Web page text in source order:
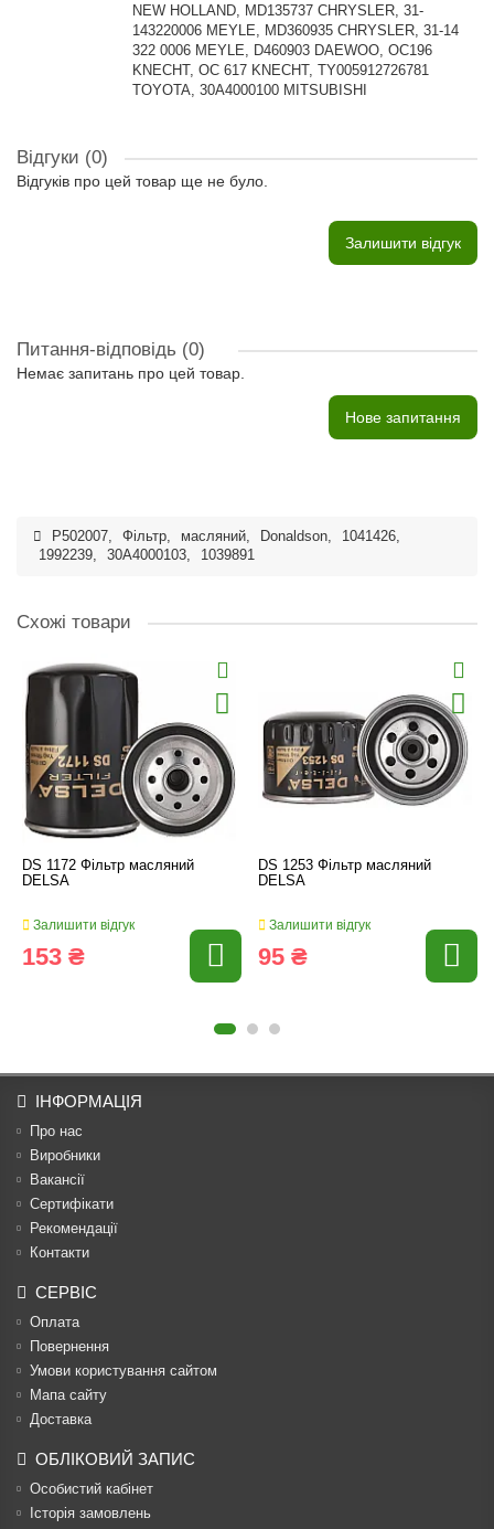
NEW HOLLAND, MD135737 CHRYSLER, 31-
143220006 MEYLE, MD360935 CHRYSLER, 31-14
322 0006 MEYLE, D460903 DAEWOO, OC196
KNECHT, OC 617 KNECHT, TY005912726781
TOYOTA, 30A4000100 MITSUBISHI
Відгуки (0)
Відгуків про цей товар ще не було.
Залишити відгук
Питання-відповідь (0)
Немає запитань про цей товар.
Нове запитання
P502007, Фільтр, масляний, Donaldson, 1041426,
1992239, 30A4000103, 1039891
Схожі товари
DS 1172 Фільтр масляний
DELSA
Залишити відгук
153 ₴
DS 1253 Фільтр масляний
DELSA
Залишити відгук
95 ₴
ІНФОРМАЦІЯ
Про нас
Виробники
Вакансії
Сертифікати
Рекомендації
Контакти
СЕРВІС
Оплата
Повернення
Умови користування сайтом
Мапа сайту
Доставка
ОБЛІКОВИЙ ЗАПИС
Особистий кабінет
Історія замовлень